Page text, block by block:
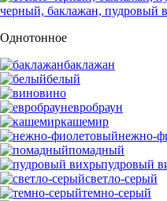
черный, баклажан, пудровый
Однотонное
баклажан
белый
вино
евробраун
кашемир
нежно-
помадный
пудровый
светло-серый
темно-серый